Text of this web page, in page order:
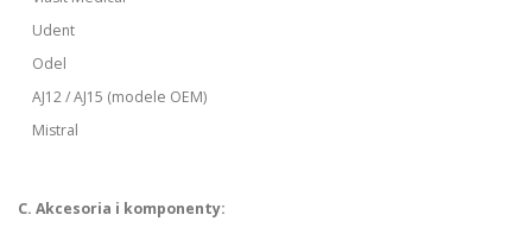
Udent
Odel
AJ12 / AJ15 (modele OEM)
Mistral
C. Akcesoria i komponenty: